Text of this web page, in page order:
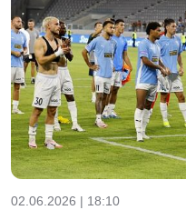
02.06.2026 | 18:10